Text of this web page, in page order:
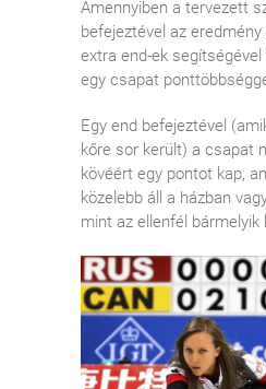
Amennyiben a tervezett
befejeztével az
extra end-ek
egy csapat
Egy end befejeztével
kőre sor került) a csapat
kövéért egy pontot kap,
közelebb áll a házban
mint az ellenfél bármelyik